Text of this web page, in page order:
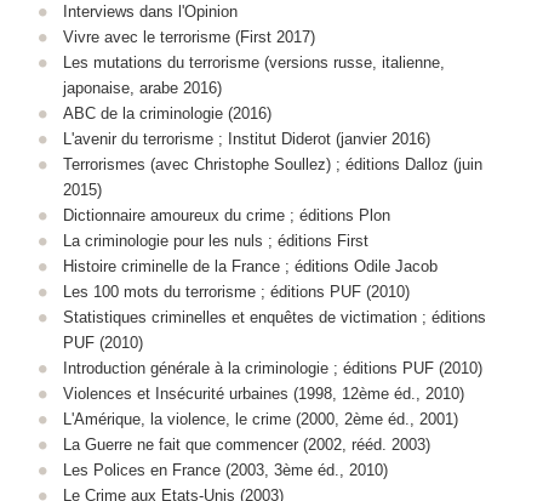
Interviews dans l'Opinion
Vivre avec le terrorisme (First 2017)
Les mutations du terrorisme (versions russe, italienne,
japonaise, arabe 2016)
ABC de la criminologie (2016)
L'avenir du terrorisme ; Institut Diderot (janvier 2016)
Terrorismes (avec Christophe Soullez) ; éditions Dalloz (juin
2015)
Dictionnaire amoureux du crime ; éditions Plon
La criminologie pour les nuls ; éditions First
Histoire criminelle de la France ; éditions Odile Jacob
Les 100 mots du terrorisme ; éditions PUF (2010)
Statistiques criminelles et enquêtes de victimation ; éditions
PUF (2010)
Introduction générale à la criminologie ; éditions PUF (2010)
Violences et Insécurité urbaines (1998, 12ème éd., 2010)
L'Amérique, la violence, le crime (2000, 2ème éd., 2001)
La Guerre ne fait que commencer (2002, rééd. 2003)
Les Polices en France (2003, 3ème éd., 2010)
Le Crime aux Etats-Unis (2003)